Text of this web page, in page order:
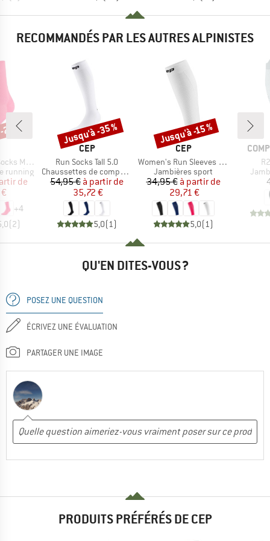
RECOMMANDÉS PAR LES AUTRES ALPINISTES
Cut 5.0
running
réduit
de
+4
(2)
%
MARQUE
CEP
Article
Run Socks Tall 5.0
Product group
Chaussettes de compression
Prix
54,95 € Prix réduit
à partir de
35,72 €
5,0(1)
Remise
Jusqu'à -35 %
MARQUE
CEP
Article
Women's Run Sleeves Calf 5.0
Product group
Jambières sport
Prix
34,95 € Prix réduit
à partir de
29,71 €
5,0(1)
Remise
Jusqu'à -15 %
QU'EN DITES-VOUS ?
POSEZ UNE QUESTION
ÉCRIVEZ UNE ÉVALUATION
PARTAGER UNE IMAGE
PRODUITS PRÉFÉRÉS DE CEP